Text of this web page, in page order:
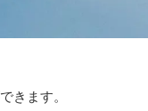
きます。